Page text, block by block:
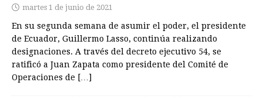
martes 1 de junio de 2021
En su segunda semana de asumir el poder, el presidente
de Ecuador, Guillermo Lasso, continúa realizando
designaciones. A través del decreto ejecutivo 54, se
ratificó a Juan Zapata como presidente del Comité de
Operaciones de […]